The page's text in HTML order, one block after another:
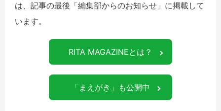
は、記事の最後「編集部からのお知らせ」に掲載して
います。
RITA MAGAZINEとは？
「まえがき」も公開中